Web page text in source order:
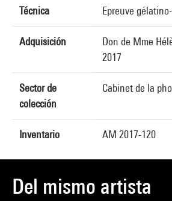
Técnica Epreuve
Adquisición
Don de Mme
2017
Sector de
colección
Cabinet de la
Inventario AM 2017-120
Del mismo artista